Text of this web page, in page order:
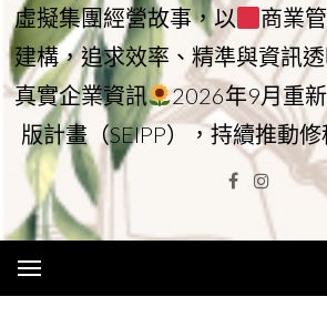
虛擬集團經營故事，以
商業
建構，追求效率、精準與資訊透
真實企業資訊
2026年9月重
版計畫（SEIPP），持續推動
Facebook